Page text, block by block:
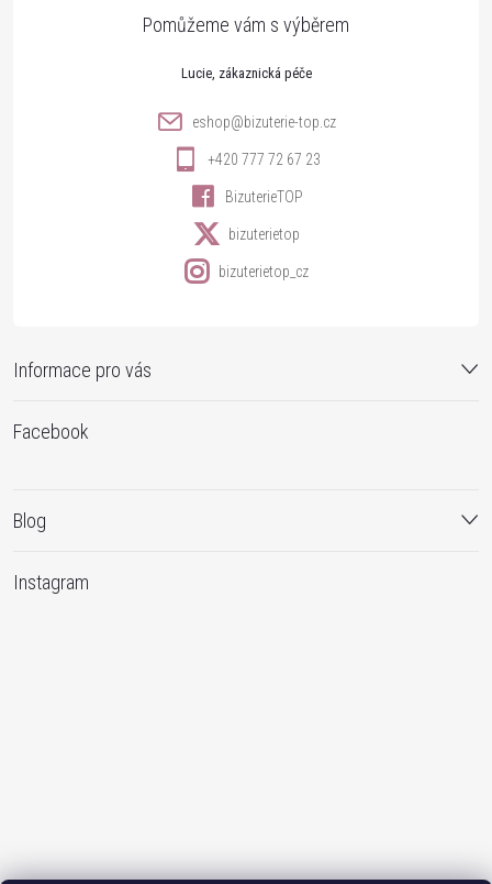
Informace pro vás
Lucie
eshop@bizuterie-top.cz
+420 777 72 67 23
BizuterieTOP
bizuterietop
bizuterietop_cz
Facebook
Blog
Instagram